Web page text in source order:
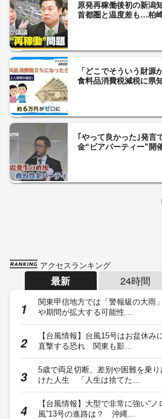
原発再稼働後初の新潟
首都圏と温度差も…柏
「どこでそういう財源
食料品消費税減税に県
｢やって良かった｣発言
金“ビアパーティー”開
アクセスランキング
最新 24時間
関東甲信地方では「警報級の大雨
や期間が拡大する可能性…
【台風情報】台風15号はお盆休み
直撃する恐れ 関東も影…
5歳で両足切断、差別や困難を乗
けた人生 「人生は捨てた…
【台風情報】大型で非常に強い“ノ
風”13号の進路は？ 沖縄…